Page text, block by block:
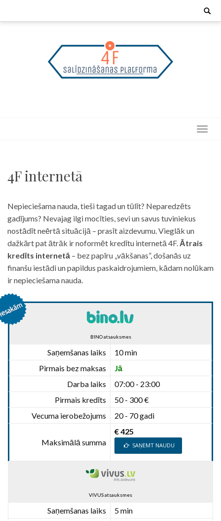
Search
4F internetā
Nepieciešama nauda, tieši tagad un tūlīt? Neparedzēts
gadījums? Nevajag ilgi mocīties, sevi un savus tuviniekus
nostādīt neērtā situācijā – prasīt aizdevumu. Vieglāk un
dažkārt pat ātrāk ir noformēt kredītu internetā 4F. Ātrais
kredīts internetā – bez papīru „vākšanas”, došanās uz
finanšu iestādi un papildus paskaidrojumiem, kādam nolūkam
ir nepieciešama nauda.
BINO atsauksmes
Saņemšanas laiks
10 min
Pirmais bez maksas
Jā
Darba laiks
07:00 - 23:00
Pirmais kredīts
50 - 300 €
Vecuma ierobežojums
20 - 70 gadi
Maksimālā summa
€ 425
SAŅEMT NAUDU
VIVUS atsauksmes
Saņemšanas laiks
5 min